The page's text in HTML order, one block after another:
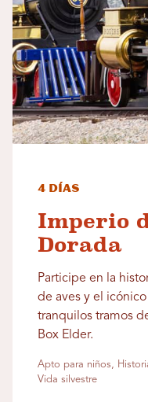
4 días
Imperio
Dorada
Participe en la
de aves y el
tranquilos tramos
Box Elder.
Apto para niños,
Vida silvestre